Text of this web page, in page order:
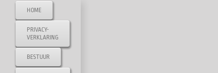
HOME
PRIVACY-
VERKLARING
BESTUUR